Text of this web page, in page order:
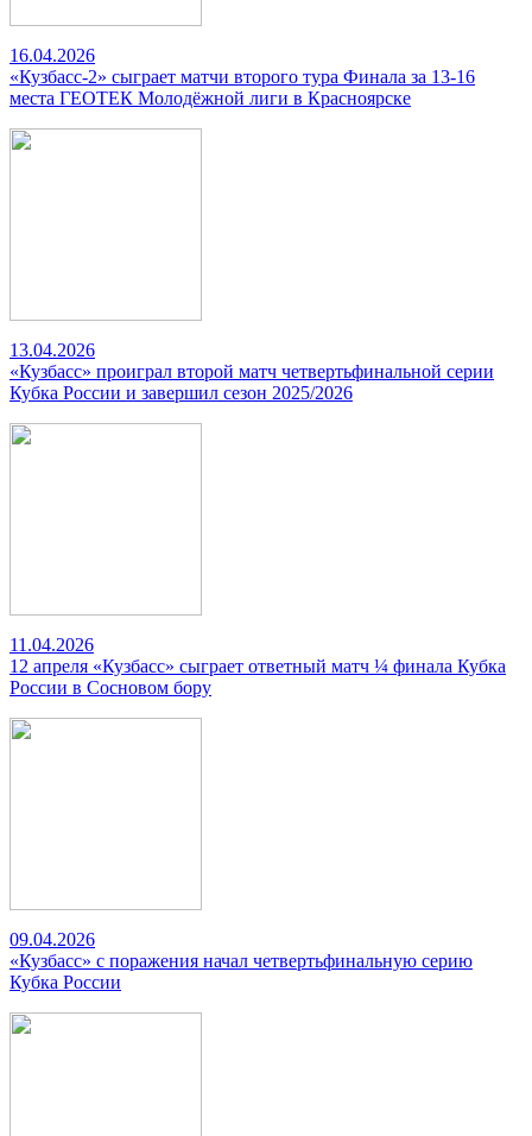
16.04.2026
«Кузбасс-2» сыграет матчи второго тура Финала за 13-16
места ГЕОТЕК Молодёжной лиги в Красноярске
13.04.2026
«Кузбасс» проиграл второй матч четвертьфинальной серии
Кубка России и завершил сезон 2025/2026
11.04.2026
12 апреля «Кузбасс» сыграет ответный матч ¼ финала Кубка
России в Сосновом бору
09.04.2026
«Кузбасс» с поражения начал четвертьфинальную серию
Кубка России